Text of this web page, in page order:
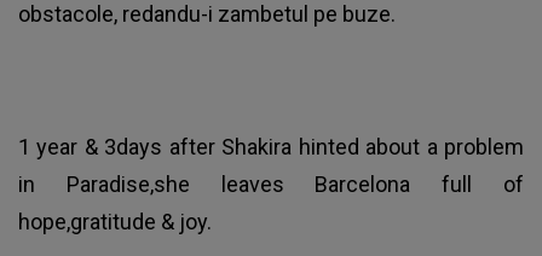
obstacole, redandu-i zambetul pe buze.
1 year & 3days after Shakira hinted about a problem
in Paradise,she leaves Barcelona full of
hope,gratitude & joy.